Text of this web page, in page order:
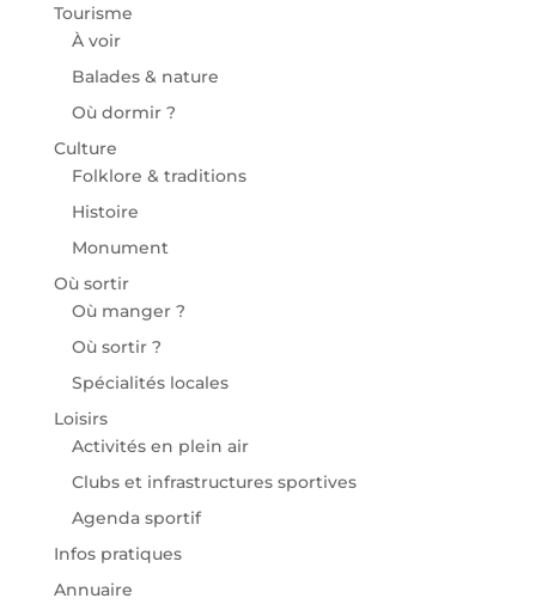
Tourisme
À voir
Balades & nature
Où dormir ?
Culture
Folklore & traditions
Histoire
Monument
Où sortir
Où manger ?
Où sortir ?
Spécialités locales
Loisirs
Activités en plein air
Clubs et infrastructures sportives
Agenda sportif
Infos pratiques
Annuaire